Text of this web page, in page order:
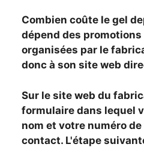
Combien coûte le gel
dépend des
organisées par le
donc à son site web
Sur le site web du
formulaire dans lequel
nom et votre numéro
contact. L'étape